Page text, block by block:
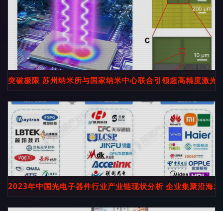
突破极限 苏州纳米所与国家纳米中心联合引领超高精度激光
2023年中国光电子器件行业产业链现状分析 企业集聚沿海